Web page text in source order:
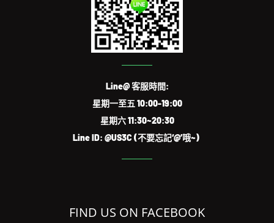
Line@ 客服時間:
星期一至五 10:00-19:00
星期六 11:30~20:30
Line ID: @US3C (不要忘記‘@’哦~)
FIND US ON FACEBOOK